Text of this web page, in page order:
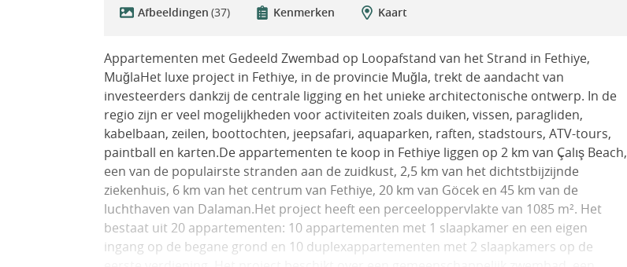
Afbeeldingen (37) Kenmerken Kaart
Appartementen met Gedeeld Zwembad op Loopafstand van het Strand in Fethiye,
MuğlaHet luxe project in Fethiye, in de provincie Muğla, trekt de aandacht van
investeerders dankzij de centrale ligging en het unieke architectonische ontwerp. In de
regio zijn er veel mogelijkheden voor activiteiten zoals duiken, vissen, paragliden,
kabelbaan, zeilen, boottochten, jeepsafari, aquaparken, raften, stadstours, ATV-tours,
paintball en karten.De appartementen te koop in Fethiye liggen op 2 km van Çalış Beach,
een van de populairste stranden aan de zuidkust, 2,5 km van het dichtstbijzijnde
ziekenhuis, 6 km van het centrum van Fethiye, 20 km van Göcek en 45 km van de
luchthaven van Dalaman.Het project heeft een perceeloppervlakte van 1085 m². Het
bestaat uit 20 appartementen: 10 appartementen met 1 slaapkamer en een eigen
ingang op de begane grond en 10 duplexappartementen met 2 slaapkamers op de